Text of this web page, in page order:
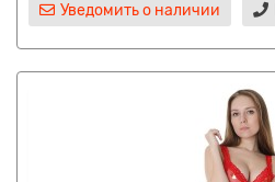
Уведомить о наличии